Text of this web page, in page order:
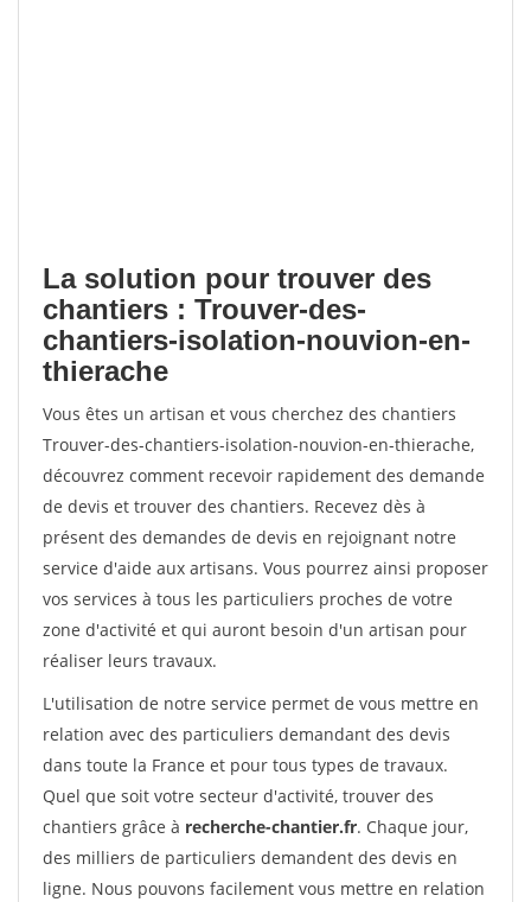
La solution pour trouver des
chantiers : Trouver-des-
chantiers-isolation-nouvion-en-
thierache
Vous êtes un artisan et vous cherchez des chantiers
Trouver-des-chantiers-isolation-nouvion-en-thierache,
découvrez comment recevoir rapidement des demande
de devis et trouver des chantiers. Recevez dès à
présent des demandes de devis en rejoignant notre
service d'aide aux artisans. Vous pourrez ainsi proposer
vos services à tous les particuliers proches de votre
zone d'activité et qui auront besoin d'un artisan pour
réaliser leurs travaux.
L'utilisation de notre service permet de vous mettre en
relation avec des particuliers demandant des devis
dans toute la France et pour tous types de travaux.
Quel que soit votre secteur d'activité, trouver des
chantiers grâce à recherche-chantier.fr. Chaque jour,
des milliers de particuliers demandent des devis en
ligne. Nous pouvons facilement vous mettre en relation